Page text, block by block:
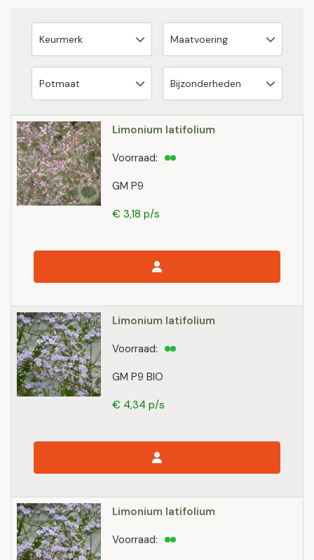
Limonium latifolium
GM P9
Voorraad:
€ 3,18 p/s
Limonium latifolium
GM P9 BIO
Voorraad:
€ 4,34 p/s
Limonium latifolium
Voorraad: